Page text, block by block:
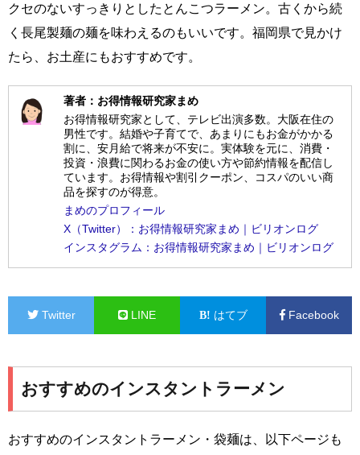
クセのないすっきりとしたとんこつラーメン。古くから続
く長尾製麺の麺を味わえるのもいいです。福岡県で見かけ
たら、お土産にもおすすめです。
著者：お得情報研究家まめ
お得情報研究家として、テレビ出演多数。大阪在住の
男性です。結婚や子育てで、あまりにもお金がかかる
割に、安月給で将来が不安に。実体験を元に、消費・
投資・浪費に関わるお金の使い方や節約情報を配信し
ています。お得情報や割引クーポン、コスパのいい商
品を探すのが得意。
まめのプロフィール
X（Twitter）：お得情報研究家まめ｜ビリオンログ
インスタグラム：お得情報研究家まめ｜ビリオンログ
Twitter LINE はてブ Facebook
おすすめのインスタントラーメン
おすすめのインスタントラーメン・袋麺は、以下ページも